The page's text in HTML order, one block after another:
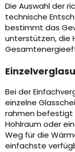
Die Auswahl der
technische
bestimmt das
unterstützen, die
Bei der
einzelne
rahmen befestigt
Hohlraum oder
Weg für die
einfachste